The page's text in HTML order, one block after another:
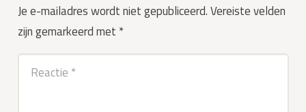
Je e-mailadres wordt niet gepubliceerd.Vereiste velden
zijn gemarkeerd met *